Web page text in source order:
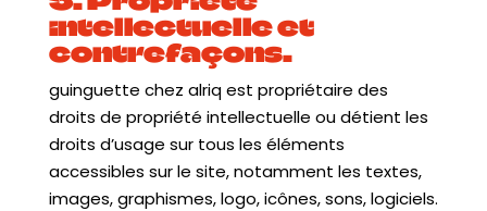
intellectuelle et
contrefaçons.
guinguette chez alriq est propriétaire des
droits de propriété intellectuelle ou détient les
droits d’usage sur tous les éléments
accessibles sur le site, notamment les textes,
images, graphismes, logo, icônes, sons, logiciels.